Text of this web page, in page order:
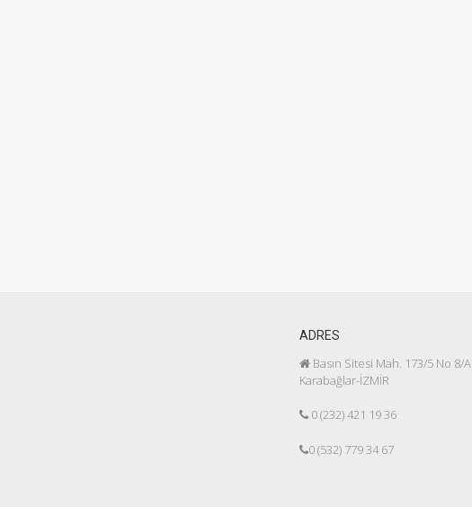
ADRES
Basın Sitesi Mah. 173/5 No 8/A
Karabağlar-İZMİR
0 (232) 421 19 36
0 (532) 779 34 67